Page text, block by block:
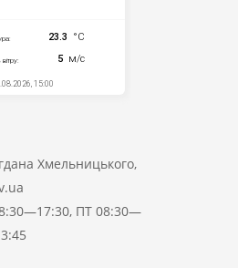
Хмельницького,
ПТ 08:30—